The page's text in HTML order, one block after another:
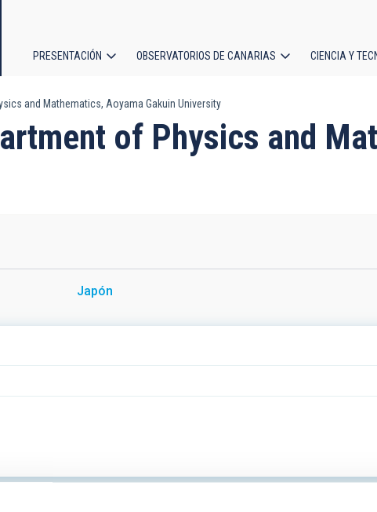
principal
PRESENTACIÓN OBSERVATORIOS DE CANARIAS CIENCIA Y
and Mathematics, Aoyama Gakuin University
of Physics and
Japón